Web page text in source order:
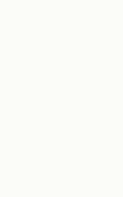
Holiday
deren